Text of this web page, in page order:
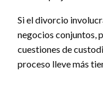
Si el divorcio
negocios conjuntos,
cuestiones de
proceso lleve más